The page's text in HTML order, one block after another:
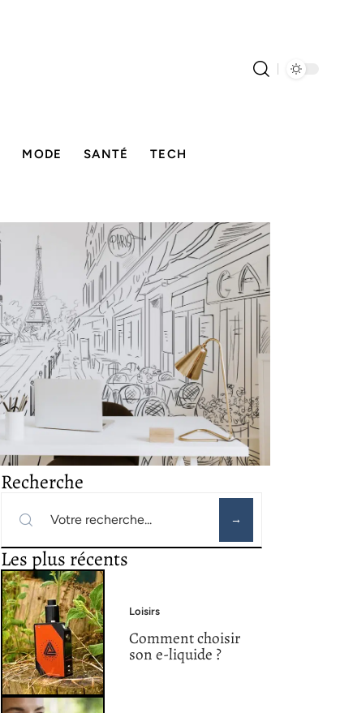
MODE SANTÉ TECH
Recherche
Les plus récents
Loisirs
Comment choisir
son e-liquide ?